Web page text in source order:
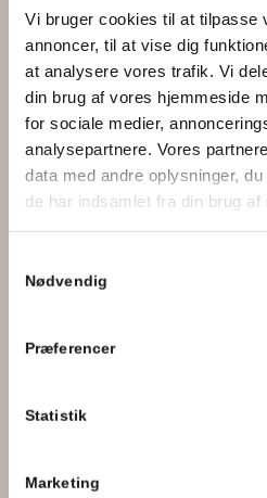
Vi bruger cookies til at tilpasse
annoncer, til at vise dig
at analysere vores trafik. Vi
din brug af vores hjemmeside
for sociale medier,
analysepartnere. Vores
data med andre oplysninger,
de har indsamlet fra din brug af
Nødvendig
Præferencer
Statistik
Marketing
med
Jeg
andre
Anita.
få mig
nyde
Katrine Harregaard
Se mine billeder af